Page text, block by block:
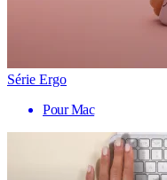
Série Ergo
Pour Mac